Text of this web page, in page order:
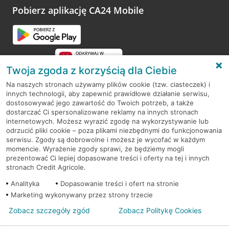
opinie.
Pobierz aplikację CA24 Mobile
RODO
Regulamin serwisu
Mapa serwisu
PolitykaCookies
© 2026 Credit Agricole Bank Polska S.A. Wszelkie prawa zastrzeżone
Twoja zgoda z korzyścią dla Ciebie
Na naszych stronach używamy plików cookie (tzw. ciasteczek) i
innych technologii, aby zapewnić prawidłowe działanie serwisu,
dostosowywać jego zawartość do Twoich potrzeb, a także
dostarczać Ci spersonalizowane reklamy na innych stronach
internetowych. Możesz wyrazić zgodę na wykorzystywanie lub
odrzucić pliki cookie – poza plikami niezbędnymi do funkcjonowania
serwisu. Zgody są dobrowolne i możesz je wycofać w każdym
momencie. Wyrażenie zgody sprawi, że będziemy mogli
prezentować Ci lepiej dopasowane treści i oferty na tej i innych
stronach Credit Agricole.
Analityka
Dopasowanie treści i ofert na stronie
Marketing wykonywany przez strony trzecie
Zobacz szczegóły zgód Zobacz Politykę Cookies